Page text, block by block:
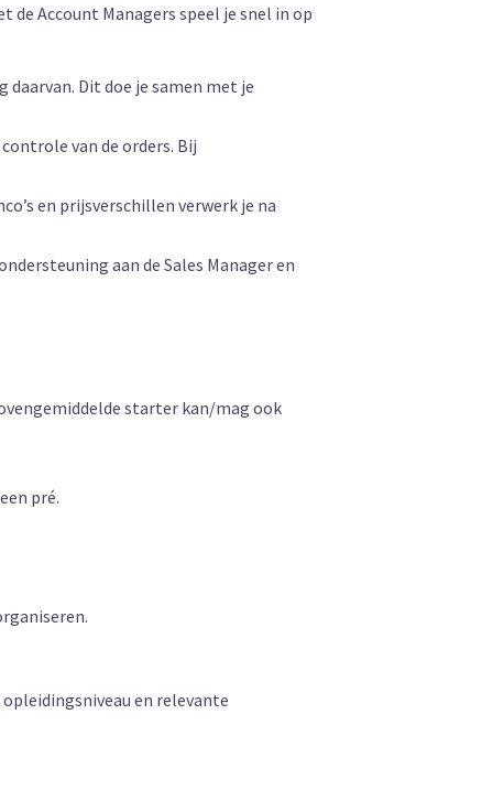
Account Managers speel je snel in op
Dit doe je samen met je
van de orders. Bij
en prijsverschillen verwerk je na
aan de Sales Manager en
starter kan/mag ook
pré.
en relevante